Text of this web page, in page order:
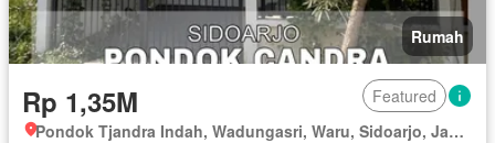
Rumah
Rp 1,35M
Featured
Pondok Tjandra Indah, Wadungasri, Waru, Sidoarjo, Jawa Timur